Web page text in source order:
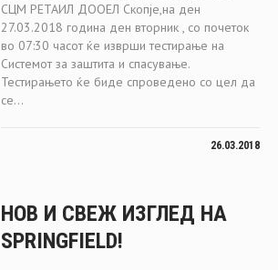
СЦМ РЕТАИЛ ДООЕЛ Скопје,на ден
27.03.2018 година ден вторник , со почеток
во 07:30 часот ќе изврши тестирање на
Системот за заштита и спасување.
Тестирањето ќе биде спроведено со цел да
се...
26.03.2018
НОВ И СВЕЖ ИЗГЛЕД НА
SPRINGFIELD!